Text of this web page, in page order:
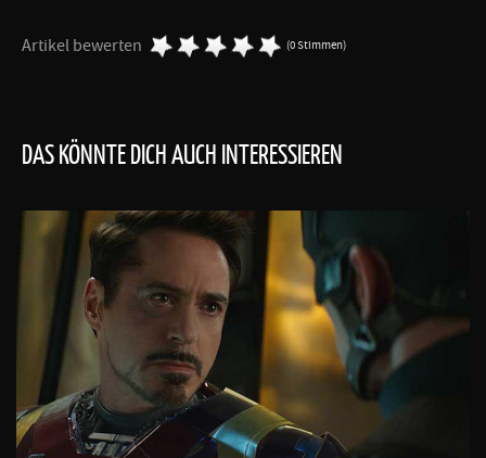
Artikel bewerten (0 Stimmen)
DAS KÖNNTE DICH AUCH INTERESSIEREN